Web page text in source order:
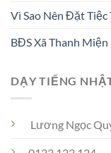
Vì Sao Nên Đặt Tiệc
BĐS Xã Thanh
DẠY TIẾNG
Lương Ngọc